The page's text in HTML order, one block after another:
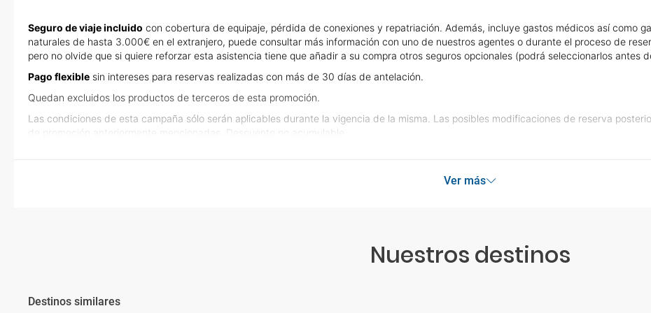
Seguro de viaje incluido con cobertura de equipaje, pérdida de conexiones y repatriación. Además, incluye gastos médicos así como
naturales de hasta 3.000€ en el extranjero, puede consultar más información con uno de nuestros agentes o durante el proceso de
pero no olvide que si quiere reforzar esta asistencia tiene que añadir a su compra otros seguros opcionales (podrá seleccionarlos antes
Pago flexible sin intereses para reservas realizadas con más de 30 días de antelación.
Quedan excluidos los productos de terceros de esta promoción.
Las condiciones de esta campaña sólo serán aplicables durante la vigencia de la misma. Las posibles modificaciones de reserva
de promoción anteriormente mencionadas. Descuento no acumulable.
Ver más
Nuestros destinos
Destinos similares